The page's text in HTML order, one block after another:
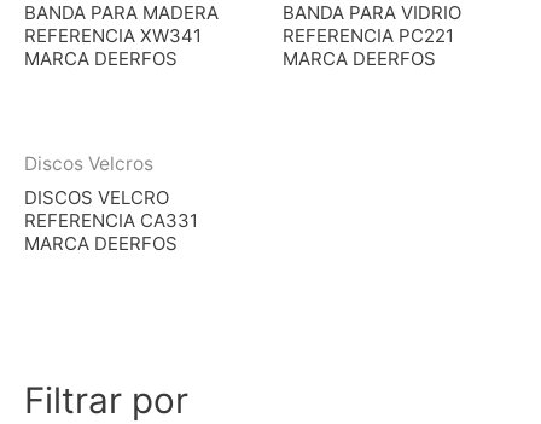
BANDA PARA MADERA
REFERENCIA XW341
MARCA DEERFOS
BANDA PARA VIDRIO
REFERENCIA PC221
MARCA DEERFOS
Discos Velcros
DISCOS VELCRO
REFERENCIA CA331
MARCA DEERFOS
Filtrar por